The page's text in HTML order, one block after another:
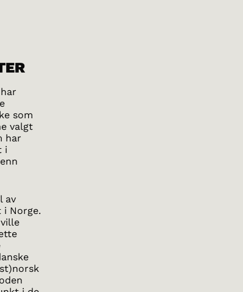
som
valgt
har
i
av
Norge.